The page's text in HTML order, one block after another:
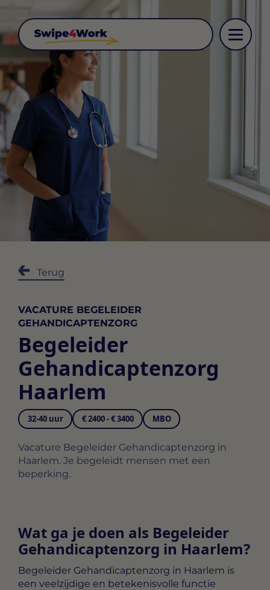
Terug
VACATURE BEGELEIDER
GEHANDICAPTENZORG
Begeleider
Gehandicaptenzorg
Haarlem
32-40 uur € 2400 - € 3400 MBO
Vacature Begeleider Gehandicaptenzorg in
Haarlem. Je begeleidt mensen met een
beperking.
Wat ga je doen als Begeleider
Gehandicaptenzorg in Haarlem?
Begeleider Gehandicaptenzorg in Haarlem is
een veelzijdige en betekenisvolle functie